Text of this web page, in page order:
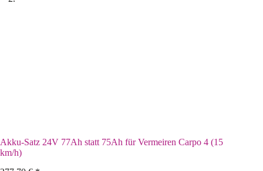
Akku-Satz 24V 77Ah statt 75Ah für Vermeiren Carpo 4 (15
km/h)